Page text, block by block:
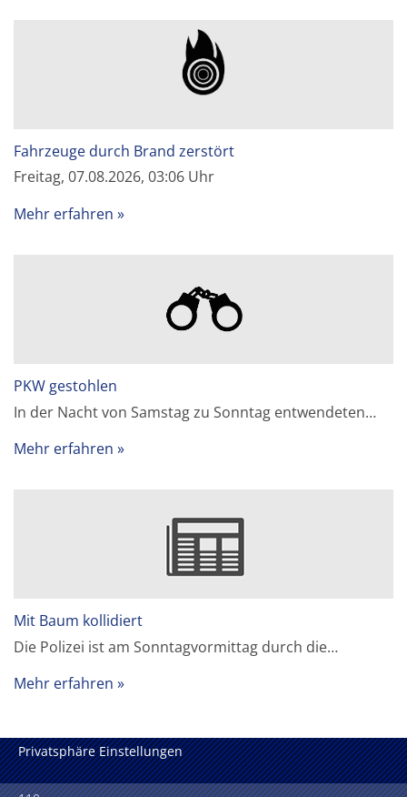
Fahrzeuge durch Brand zerstört
Freitag, 07.08.2026, 03:06 Uhr
Mehr erfahren
PKW gestohlen
In der Nacht von Samstag zu Sonntag entwendeten…
Mehr erfahren
Mit Baum kollidiert
Die Polizei ist am Sonntagvormittag durch die…
Mehr erfahren
Privatsphäre Einstellungen